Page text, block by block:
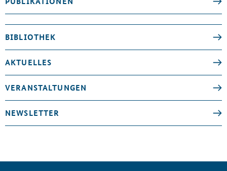
BIBLIOTHEK
AKTUELLES
VERANSTALTUNGEN
NEWSLETTER